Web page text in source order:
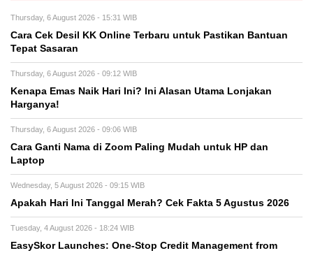
Thursday, 6 August 2026 - 15:31 WIB
Cara Cek Desil KK Online Terbaru untuk Pastikan Bantuan
Tepat Sasaran
Thursday, 6 August 2026 - 09:12 WIB
Kenapa Emas Naik Hari Ini? Ini Alasan Utama Lonjakan
Harganya!
Thursday, 6 August 2026 - 09:06 WIB
Cara Ganti Nama di Zoom Paling Mudah untuk HP dan
Laptop
Wednesday, 5 August 2026 - 09:15 WIB
Apakah Hari Ini Tanggal Merah? Cek Fakta 5 Agustus 2026
Tuesday, 4 August 2026 - 18:24 WIB
EasySkor Launches: One-Stop Credit Management from